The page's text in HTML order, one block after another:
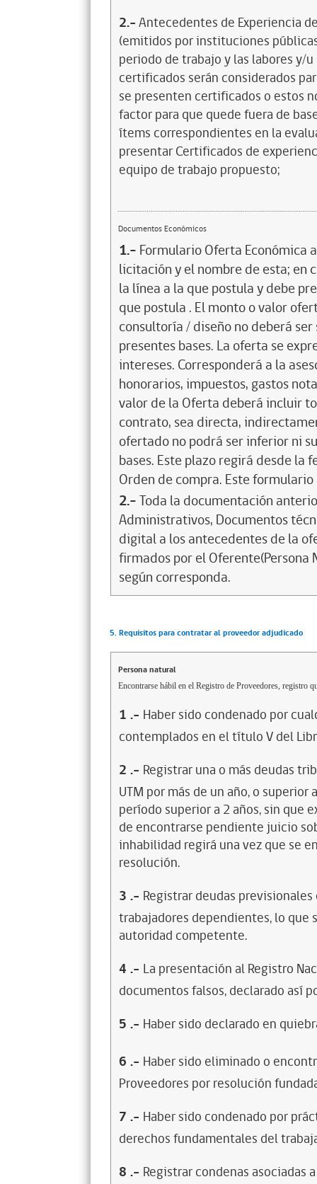
2.-Antecedentes de Experiencia
(emitidos por instituciones
periodo de trabajo y las labores y/
certificados serán considerados
se presenten certificados o estos
factor para que quede fuera de
ítems correspondientes en la
presentar Certificados de
equipo de trabajo propuesto;
Documentos Económicos
1.- Formulario Oferta Económica
licitación y el nombre de esta; en
la línea a la que postula y debe
que postula . El monto o valor
consultoría / diseño no deberá
presentes bases. La oferta se
intereses. Corresponderá a la
honorarios, impuestos, gastos
valor de la Oferta deberá incluir
contrato, sea directa,
ofertado no podrá ser inferior ni
bases. Este plazo regirá desde la
Orden de compra. Este
2.-Toda la documentación
Administrativos, Documentos
digital a los antecedentes de la
firmados por el Oferente(Persona
según corresponda.
5. Requisitos para contratar al proveedor adjudicado
Persona natural
Encontrarse hábil en el Registro de Proveedores, registro
1 .- Haber sido condenado por
contemplados en el título V del
2 .- Registrar una o más deudas
UTM por más de un año, o
período superior a 2 años, sin que
de encontrarse pendiente juicio
inhabilidad regirá una vez que se
resolución.
3 .- Registrar deudas
trabajadores dependientes, lo
autoridad competente.
4 .- La presentación al Registro
documentos falsos, declarado así
5 .- Haber sido declarado en
6 .- Haber sido eliminado o
Proveedores por resolución
7 .- Haber sido condenado por
derechos fundamentales del
8 .- Registrar condenas asociadas